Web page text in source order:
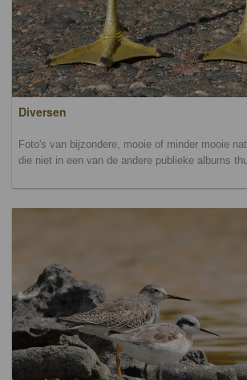
Diversen
Foto's van bijzondere, mooie of minder mooie
die niet in een van de andere publieke albums